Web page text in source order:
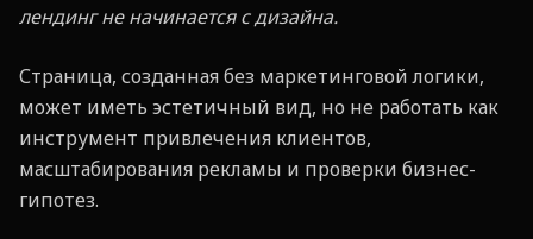
лендинг не начинается с дизайна.
Страница, созданная без маркетинговой логики,
может иметь эстетичный вид, но не работать как
инструмент привлечения клиентов,
масштабирования рекламы и проверки бизнес-
гипотез.